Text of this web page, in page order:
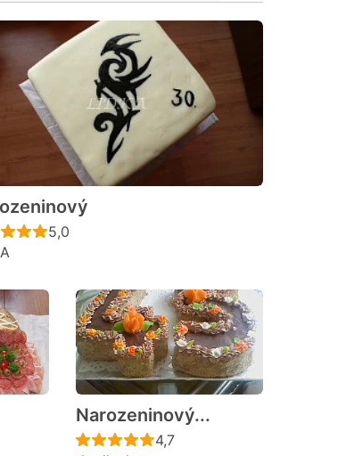
Recept ještě nebyl hodnocen
5,0
Narozeninový...
Recept ještě nebyl hodnocen
4,7